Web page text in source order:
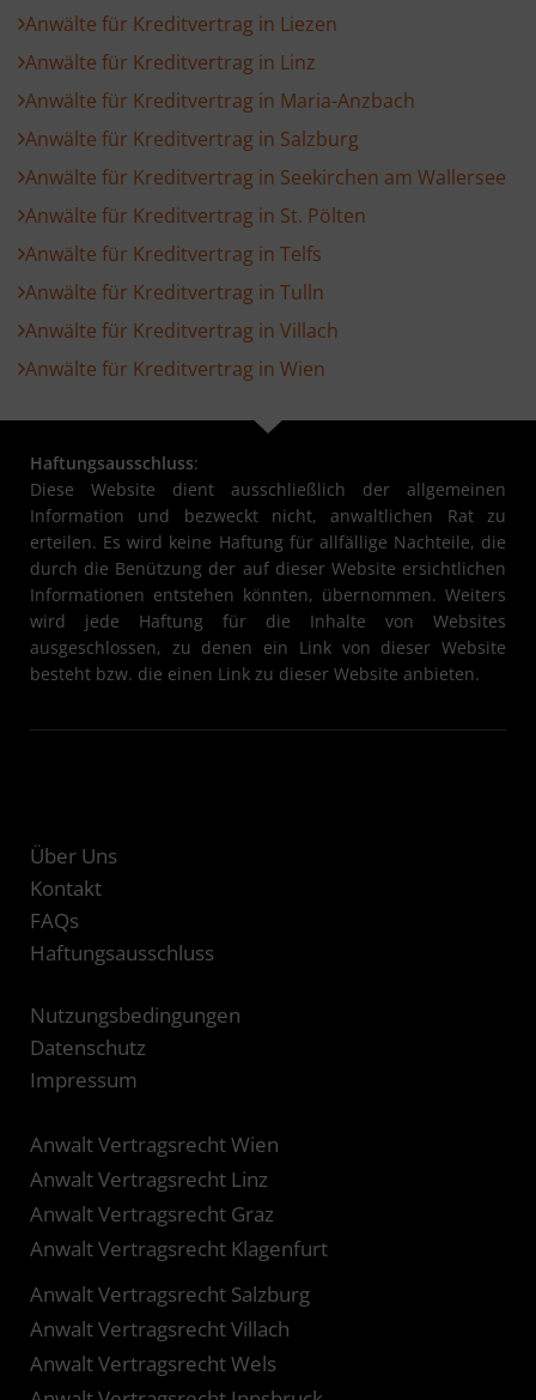
Anwälte für Kreditvertrag in Liezen
Anwälte für Kreditvertrag in Linz
Anwälte für Kreditvertrag in Maria-Anzbach
Anwälte für Kreditvertrag in Salzburg
Anwälte für Kreditvertrag in Seekirchen am Wallersee
Anwälte für Kreditvertrag in St. Pölten
Anwälte für Kreditvertrag in Telfs
Anwälte für Kreditvertrag in Tulln
Anwälte für Kreditvertrag in Villach
Anwälte für Kreditvertrag in Wien
Haftungsausschluss:
Diese Website dient ausschließlich der allgemeinen
Information und bezweckt nicht, anwaltlichen Rat zu
erteilen. Es wird keine Haftung für allfällige Nachteile, die
durch die Benützung der auf dieser Website ersichtlichen
Informationen entstehen könnten, übernommen. Weiters
wird jede Haftung für die Inhalte von Websites
ausgeschlossen, zu denen ein Link von dieser Website
besteht bzw. die einen Link zu dieser Website anbieten.
Über Uns
Kontakt
FAQs
Haftungsausschluss
Nutzungsbedingungen
Datenschutz
Impressum
Anwalt Vertragsrecht Wien
Anwalt Vertragsrecht Linz
Anwalt Vertragsrecht Graz
Anwalt Vertragsrecht Klagenfurt
Anwalt Vertragsrecht Salzburg
Anwalt Vertragsrecht Villach
Anwalt Vertragsrecht Wels